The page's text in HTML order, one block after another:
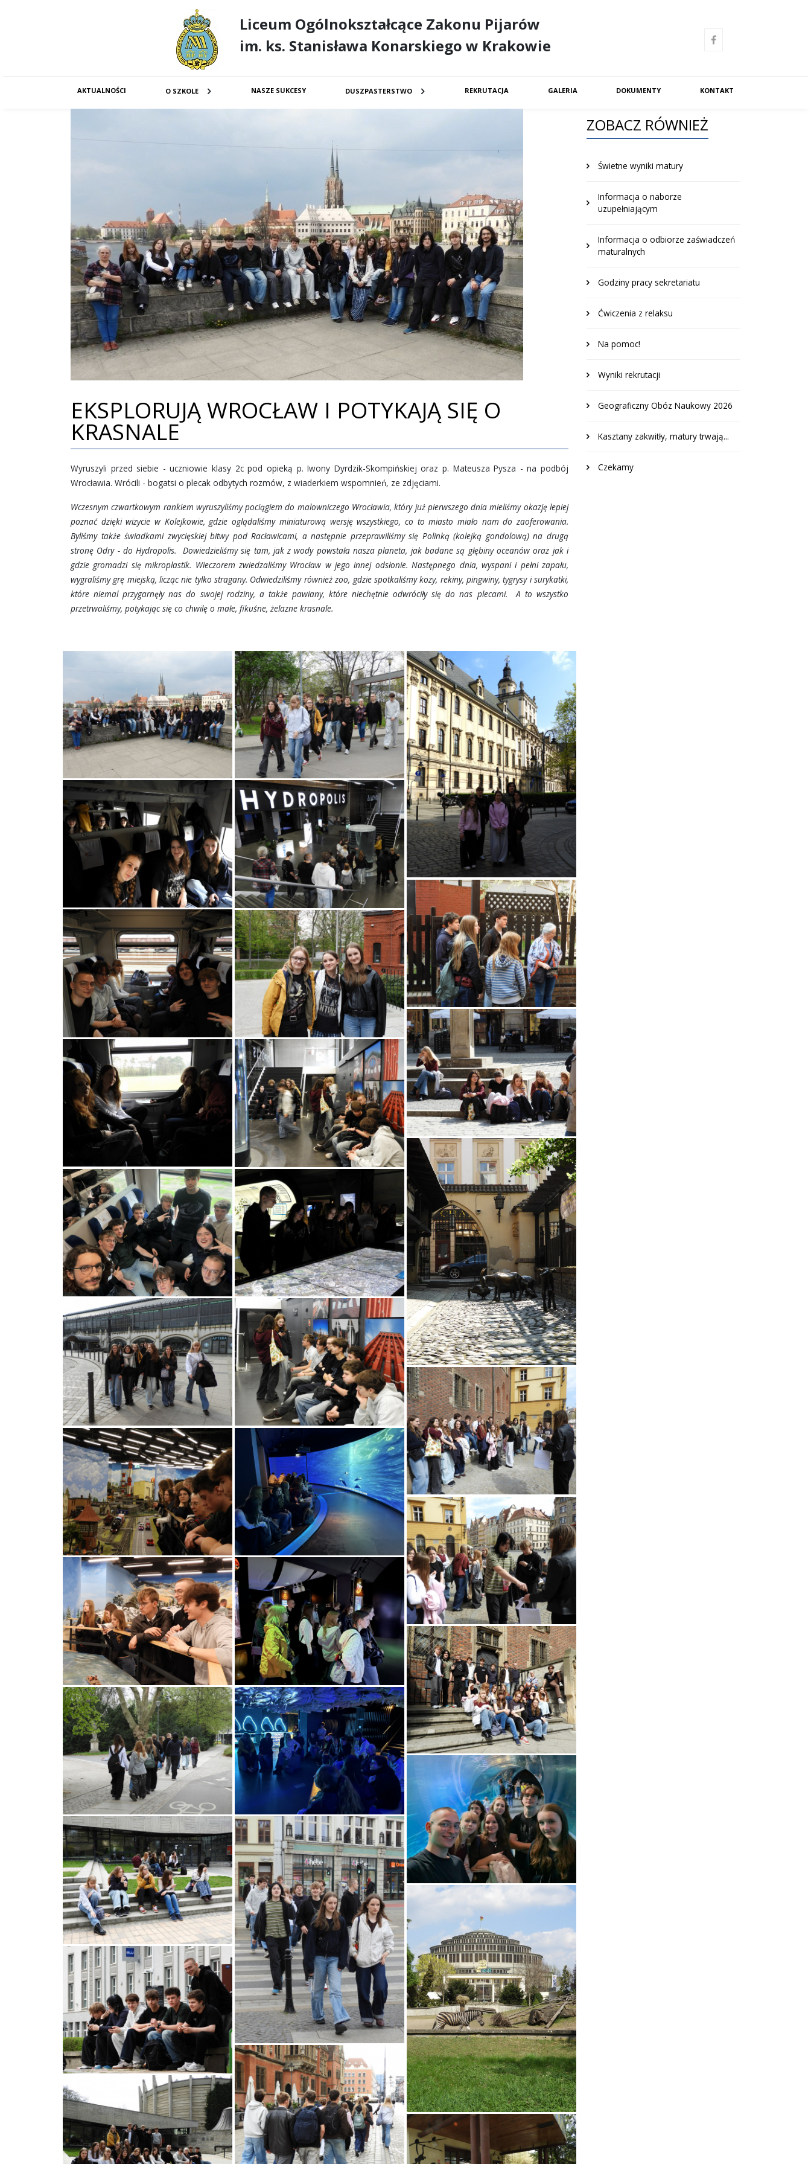
Liceum Ogólnokształcące Zakonu Pijarów
im. ks. Stanisława Konarskiego w Krakowie
AKTUALNOŚCI O SZKOLE NASZE SUKCESY DUSZPASTERSTWO REKRUTACJA GALERIA DOKUMENTY KONTAKT
EKSPLORUJĄ WROCŁAW I POTYKAJĄ SIĘ O
KRASNALE
Wyruszyli przed siebie - uczniowie klasy 2c pod opieką p. Iwony Dyrdzik-Skompińskiej oraz p. Mateusza Pysza - na podbój
Wrocławia. Wrócili - bogatsi o plecak odbytych rozmów, z wiaderkiem wspomnień, ze zdjęciami.
Wczesnym czwartkowym rankiem wyruszyliśmy pociągiem do malowniczego Wrocławia, który już pierwszego dnia mieliśmy okazję lepiej
poznać dzięki wizycie w Kolejkowie, gdzie oglądaliśmy miniaturową wersję wszystkiego, co to miasto miało nam do zaoferowania.
Byliśmy także świadkami zwycięskiej bitwy pod Racławicami, a następnie przeprawiliśmy się Polinką (kolejką gondolową) na drugą
stronę Odry - do Hydropolis. Dowiedzieliśmy się tam, jak z wody powstała nasza planeta, jak badane są głębiny oceanów oraz jak i
gdzie gromadzi się mikroplastik. Wieczorem zwiedzaliśmy Wrocław w jego innej odsłonie. Następnego dnia, wyspani i pełni zapału,
wygraliśmy grę miejską, licząc nie tylko stragany. Odwiedziliśmy również zoo, gdzie spotkaliśmy kozy, rekiny, pingwiny, tygrysy i surykatki,
które niemal przygarnęły nas do swojej rodziny, a także pawiany, które niechętnie odwróciły się do nas plecami. A to wszystko
przetrwaliśmy, potykając się co chwilę o małe, fikuśne, żelazne krasnale.
ZOBACZ RÓWNIEŻ
Świetne wyniki matury
Informacja o naborze
uzupełniającym
Informacja o odbiorze zaświadczeń
maturalnych
Godziny pracy sekretariatu
Ćwiczenia z relaksu
Na pomoc!
Wyniki rekrutacji
Geograficzny Obóz Naukowy 2026
Kasztany zakwitły, matury trwają...
Czekamy